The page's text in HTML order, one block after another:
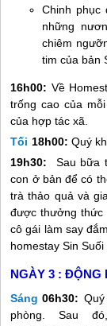
Chinh phục
những
chiêm
tim của bản
16h00: Về
trống cao của
của hợp tác xã.
Tối 18h00: Quý
19h30: Sau bữa
con ở bản để có
trà thảo quả và
được thưởng thức
cô gái làm say
homestay Sin Suối
NGÀY 3 : ĐỘNG
Sáng 06h30:
phòng. Sau